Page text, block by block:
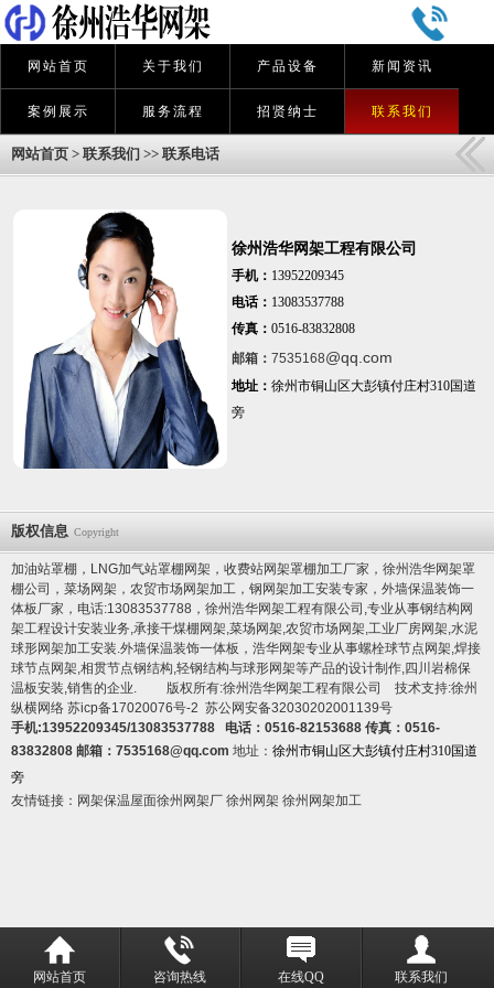
网站首页 关于我们 产品设备 新闻资讯
案例展示 服务流程 招贤纳士 联系我们
网站首页 > 联系我们 >> 联系电话
徐州浩华网架工程有限公司
手机： 13952209345
电话： 13083537788
传真： 0516-83832808
邮箱： 7535168@qq.com
地址： 徐州市铜山区大彭镇付庄村310国道
旁
版权信息 Copyright
加油站罩棚，LNG加气站罩棚网架，收费站网架罩棚加工厂家，徐州浩华网架罩
棚公司，菜场网架，农贸市场网架加工，钢网架加工安装专家， 外墙保温装饰一
体板厂家 ，电话:13083537788，徐州浩华网架工程有限公司,专业从事钢结构网
架工程设计安装业务,承接干煤棚网架,菜场网架,农贸市场网架,工业厂房网架,水泥
球形网架加工安装.外墙保温装饰一体板 ，浩华网架专业从事螺栓球节点网架,焊接
球节点网架,相贯节点钢结构,轻钢结构与球形网架等产品的设计制作,四川岩棉保
温板安装,销售的企业. 版权所有:徐州浩华网架工程有限公司 技术支持:徐州
纵横网络 苏icp备17020076号-2 苏公网安备32030202001139号
手机:13952209345/13083537788 电话：0516-82153688 传真：0516-
83832808 邮箱：7535168@qq.com 地址： 徐州市铜山区大彭镇付庄村310国道
旁
友情链接： 网架保温屋面徐州网架厂 徐州网架 徐州网架加工
网站首页 咨询热线 在线QQ 联系我们